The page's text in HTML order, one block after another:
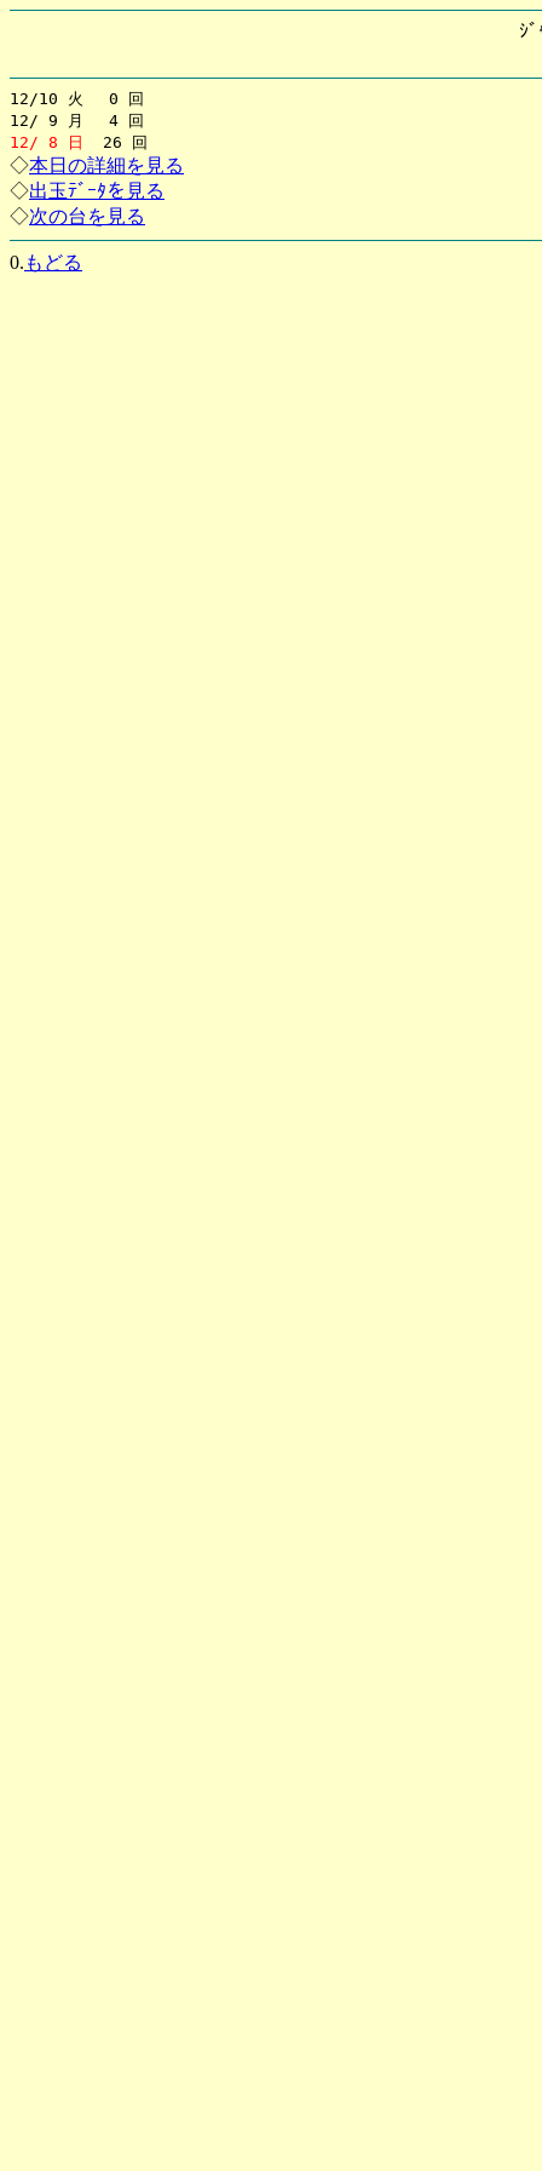
ｼ
12/10 火 0 回
12/ 9 月 4 回
12/ 8 日
26 回
◇本日の詳細を見る
◇出玉ﾃﾞｰﾀを見る
◇次の台を見る
0. もどる